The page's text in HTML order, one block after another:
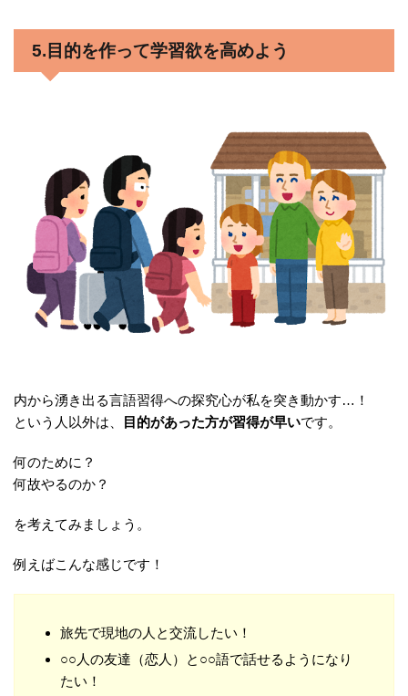
5.目的を作って学習欲を高めよう
内から湧き出る言語習得への探究心が私を突き動かす…！
という人以外は、
目的があった方が習得が早いです。
何のために？
何故やるのか？
を考えてみましょう。
例えばこんな感じです！
旅先で現地の人と交流したい！
○○人の友達（恋人）と○○語で話せるようになり
たい！